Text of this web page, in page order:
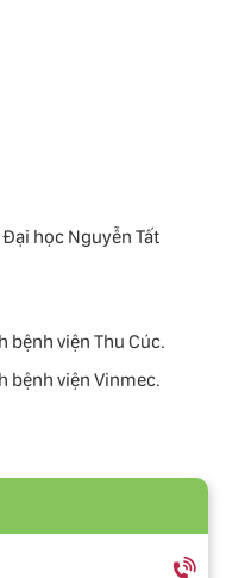
học Nguyễn Tất
bệnh viện Thu Cúc.
bệnh viện Vinmec.